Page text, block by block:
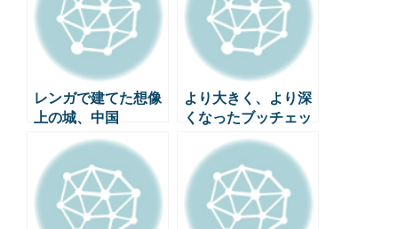
レンガで建てた想像
上の城、中国
「Zhongshuge天津
書店の空間デザイン
より大きく、より深
くなったブッチェッ
ラッティの世界